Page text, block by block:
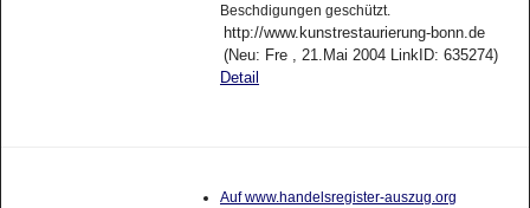
Beschdigungen geschützt.
http://www.kunstrestaurierung-bonn.de
(Neu: Fre , 21.Mai 2004 LinkID: 635274)
Detail
Auf www.handelsregister-auszug.org